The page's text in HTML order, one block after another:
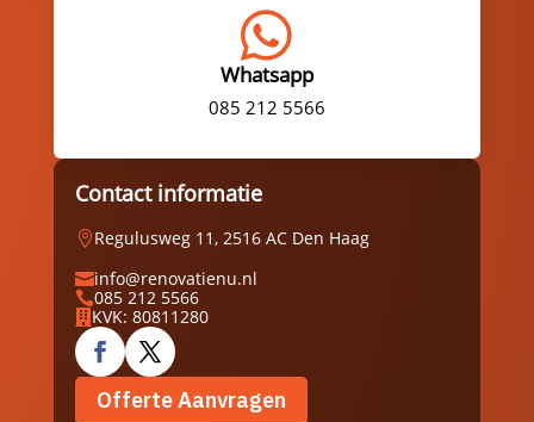

Whatsapp
085 212 5566
Contact informatie
Regulusweg 11, 2516 AC Den Haag
info@renovatienu.nl
085 212 5566
 KVK: 80811280
Offerte Aanvragen